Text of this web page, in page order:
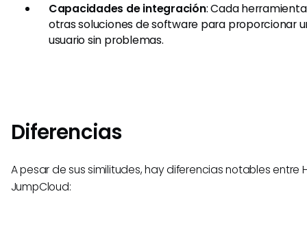
Capacidades de integración: Cada
otras soluciones de software para proporcionar
usuario sin problemas.
Diferencias
A pesar de sus similitudes, hay diferencias notables entre
JumpCloud: